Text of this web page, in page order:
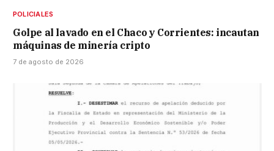
POLICIALES
Golpe al lavado en el Chaco y Corrientes: incautan
máquinas de minería cripto
7 de agosto de 2026